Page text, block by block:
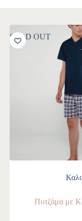
SOLD OUT
Πυτζάμα με